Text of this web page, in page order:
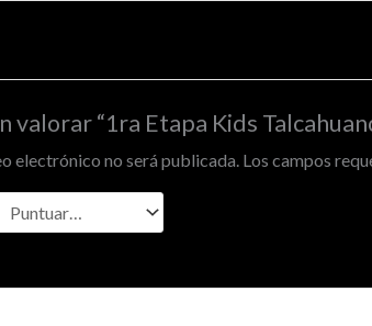
valorar “1ra Etapa Kids
electrónico no será publicada. Los campos